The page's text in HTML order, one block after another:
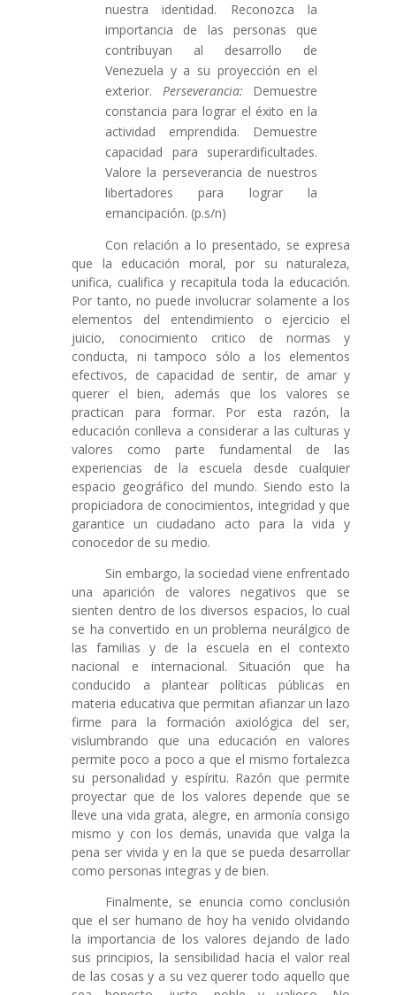
nuestra identidad. Reconozca la
importancia de las personas que
contribuyan al desarrollo de
Venezuela y a su proyección en el
exterior. Perseverancia: Demuestre
constancia para lograr el éxito en la
actividad emprendida. Demuestre
capacidad para superardificultades.
Valore la perseverancia de nuestros
libertadores para lograr la
emancipación. (p.s/n)
Con relación a lo presentado, se expresa
que la educación moral, por su naturaleza,
unifica, cualifica y recapitula toda la educación.
Por tanto, no puede involucrar solamente a los
elementos del entendimiento o ejercicio el
juicio, conocimiento critico de normas y
conducta, ni tampoco sólo a los elementos
efectivos, de capacidad de sentir, de amar y
querer el bien, además que los valores se
practican para formar. Por esta razón, la
educación conlleva a considerar a las culturas y
valores como parte fundamental de las
experiencias de la escuela desde cualquier
espacio geográfico del mundo. Siendo esto la
propiciadora de conocimientos, integridad y que
garantice un ciudadano acto para la vida y
conocedor de su medio.
Sin embargo, la sociedad viene enfrentado
una aparición de valores negativos que se
sienten dentro de los diversos espacios, lo cual
se ha convertido en un problema neurálgico de
las familias y de la escuela en el contexto
nacional e internacional. Situación que ha
conducido a plantear políticas públicas en
materia educativa que permitan afianzar un lazo
firme para la formación axiológica del ser,
vislumbrando que una educación en valores
permite poco a poco a que el mismo fortalezca
su personalidad y espíritu. Razón que permite
proyectar que de los valores depende que se
lleve una vida grata, alegre, en armonía consigo
mismo y con los demás, unavida que valga la
pena ser vivida y en la que se pueda desarrollar
como personas integras y de bien.
Finalmente, se enuncia como conclusión
que el ser humano de hoy ha venido olvidando
la importancia de los valores dejando de lado
sus principios, la sensibilidad hacia el valor real
de las cosas y a su vez querer todo aquello que